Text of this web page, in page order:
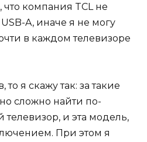
что компания TCL не
A, иначе я не могу
в каждом телевизоре
то я скажу так: за такие
сложно найти по-
и эта модель,
При этом я